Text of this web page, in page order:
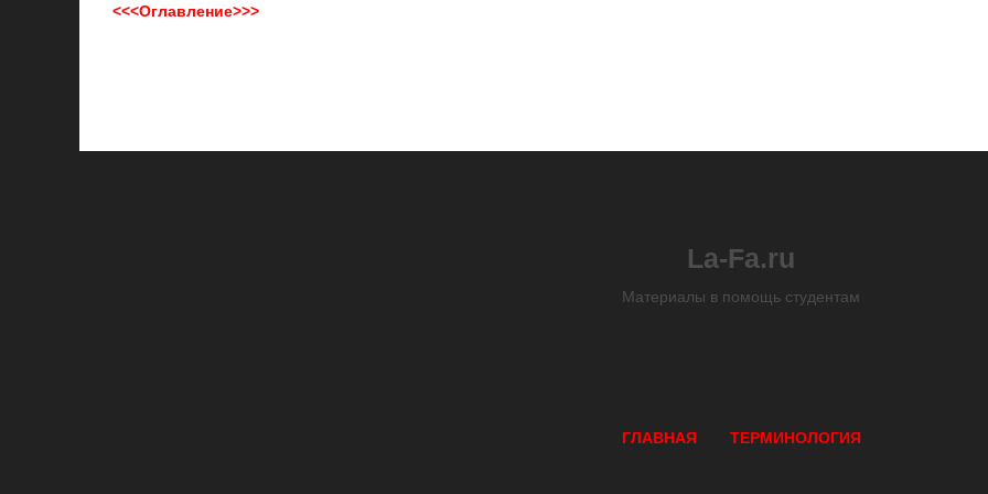
<<<Оглавление>>>
La-Fa.ru
Материалы в помощь студентам
ГЛАВНАЯ ТЕРМИНОЛОГИЯ